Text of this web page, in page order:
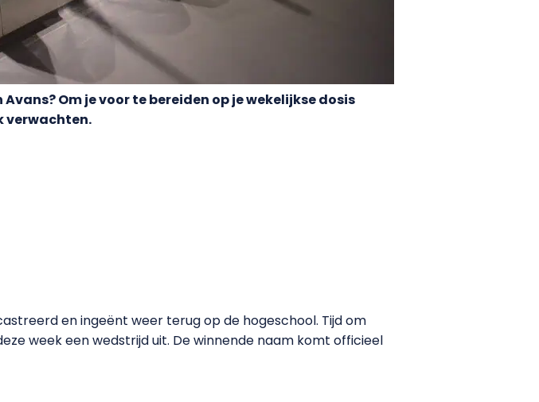
Om je voor te bereiden op je wekelijkse dosis
verwachten.
en ingeënt weer terug op de hogeschool. Tijd om
week een wedstrijd uit. De winnende naam komt officieel